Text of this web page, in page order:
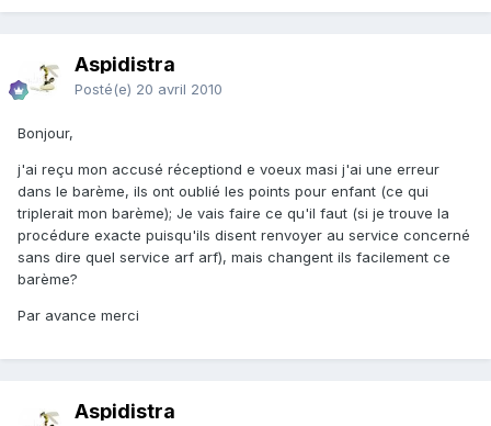
Aspidistra
Posté(e) 20 avril 2010
Bonjour,
j'ai reçu mon accusé réceptiond e voeux masi j'ai une erreur
dans le barème, ils ont oublié les points pour enfant (ce qui
triplerait mon barème); Je vais faire ce qu'il faut (si je trouve la
procédure exacte puisqu'ils disent renvoyer au service concerné
sans dire quel service arf arf), mais changent ils facilement ce
barème?
Par avance merci
Aspidistra